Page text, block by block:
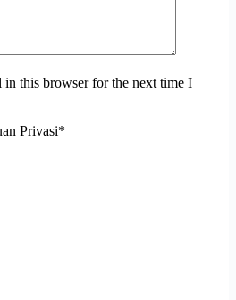
in this browser for the next time I
Privasi*